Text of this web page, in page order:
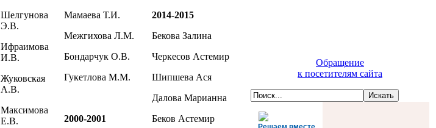
Шелгунова
Э.В.
Ифраимова
И.В.
Жуковская
А.В.
Максимова
Е.В.
Мамаева Т.И.
Межгихова Л.М.
Бондарчук О.В.
Гукетлова М.М.
2000-2001
2014-2015
Бекова Залина
Черкесов Астемир
Шипшева Ася
Далова Марианна
Беков Астемир
Обращение
к посетителям сайта